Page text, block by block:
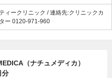
ィークリニック / 連絡先:クリニックカ
ー 0120-971-960
（ナチュメディカ）
分